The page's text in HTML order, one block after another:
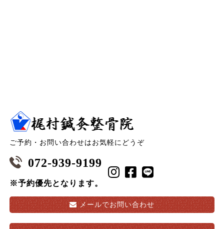
ご予約・お問い合わせはお気軽にどうぞ
072-939-9199
※予約優先となります。
メールでお問い合わせ